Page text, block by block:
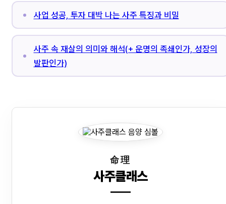
사업 성공, 투자 대박 나는 사주 특징과 비밀
사주 속 재살의 의미와 해석(+ 운명의 족쇄인가, 성장의
발판인가)
命理
사주클래스